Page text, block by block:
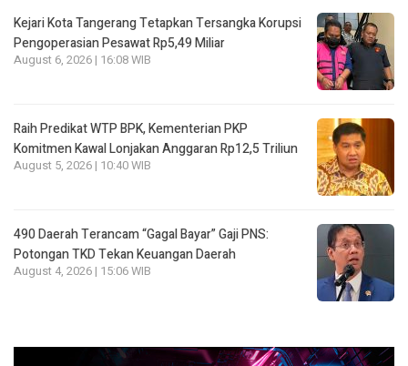
Kejari Kota Tangerang Tetapkan Tersangka Korupsi
Pengoperasian Pesawat Rp5,49 Miliar
August 6, 2026 | 16:08 WIB
Raih Predikat WTP BPK, Kementerian PKP
Komitmen Kawal Lonjakan Anggaran Rp12,5 Triliun
August 5, 2026 | 10:40 WIB
490 Daerah Terancam “Gagal Bayar” Gaji PNS:
Potongan TKD Tekan Keuangan Daerah
August 4, 2026 | 15:06 WIB